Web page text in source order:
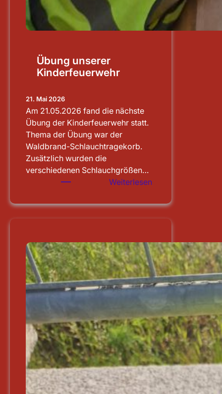
Übung unserer
Kinderfeuerwehr
21. Mai 2026
Am 21.05.2026 fand die nächste
Übung der Kinderfeuerwehr statt.
Thema der Übung war der
Waldbrand-Schlauchtragekorb.
Zusätzlich wurden die
verschiedenen Schlauchgrößen…
Weiterlesen
unserer